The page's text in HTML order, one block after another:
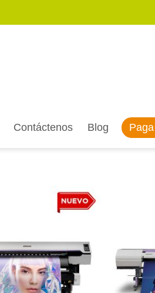
Contáctenos Blog